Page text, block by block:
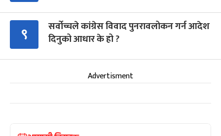
९
सर्वोच्चले कांग्रेस विवाद पुनरावलोकन गर्न आदेश
दिनुको आधार के हो ?
Advertisment